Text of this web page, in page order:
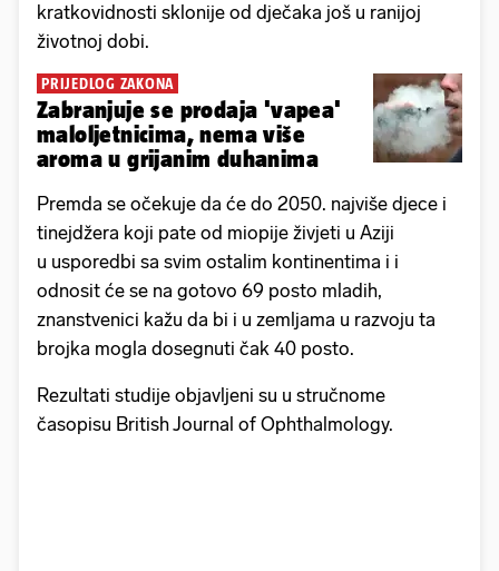
kratkovidnosti sklonije od dječaka još u ranijoj
životnoj dobi.
PRIJEDLOG ZAKONA
Zabranjuje se prodaja 'vapea'
maloljetnicima, nema više
aroma u grijanim duhanima
Premda se očekuje da će do 2050. najviše djece i
tinejdžera koji pate od miopije živjeti u Aziji
u usporedbi sa svim ostalim kontinentima i i
odnosit će se na gotovo 69 posto mladih,
znanstvenici kažu da bi i u zemljama u razvoju ta
brojka mogla dosegnuti čak 40 posto.
Rezultati studije objavljeni su u stručnome
časopisu British Journal of Ophthalmology.